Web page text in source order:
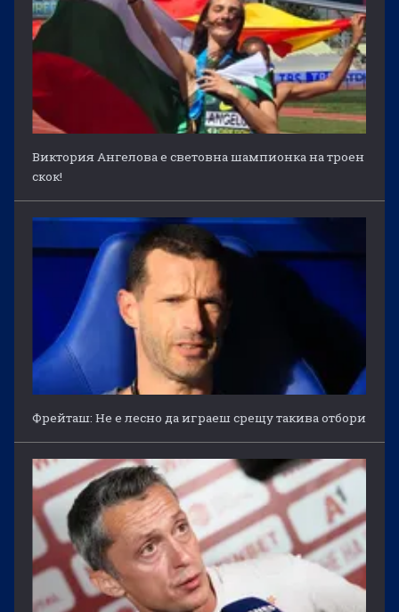
Виктория Ангелова е световна шампионка на троен
скок!
Фрейташ: Не е лесно да играеш срещу такива отбори